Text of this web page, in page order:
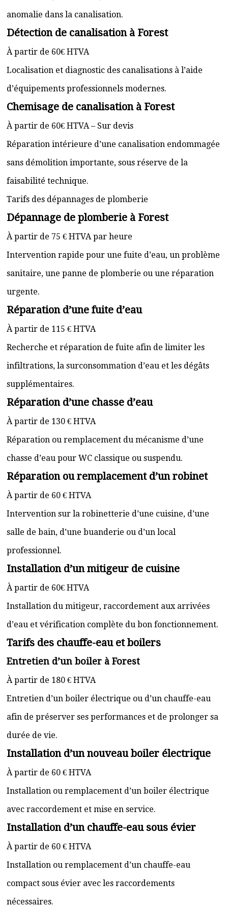
anomalie dans la canalisation.
Détection de canalisation à Forest
À partir de 60€ HTVA
Localisation et diagnostic des canalisations à l’aide
d’équipements professionnels modernes.
Chemisage de canalisation à Forest
À partir de 60€ HTVA – Sur devis
Réparation intérieure d’une canalisation endommagée
sans démolition importante, sous réserve de la
faisabilité technique.
Tarifs des dépannages de plomberie
Dépannage de plomberie à Forest
À partir de 75 € HTVA par heure
Intervention rapide pour une fuite d’eau, un problème
sanitaire, une panne de plomberie ou une réparation
urgente.
Réparation d’une fuite d’eau
À partir de 115 € HTVA
Recherche et réparation de fuite afin de limiter les
infiltrations, la surconsommation d’eau et les dégâts
supplémentaires.
Réparation d’une chasse d’eau
À partir de 130 € HTVA
Réparation ou remplacement du mécanisme d’une
chasse d’eau pour WC classique ou suspendu.
Réparation ou remplacement d’un robinet
À partir de 60 € HTVA
Intervention sur la robinetterie d’une cuisine, d’une
salle de bain, d’une buanderie ou d’un local
professionnel.
Installation d’un mitigeur de cuisine
À partir de 60€ HTVA
Installation du mitigeur, raccordement aux arrivées
d’eau et vérification complète du bon fonctionnement.
Tarifs des chauffe-eau et boilers
Entretien d’un boiler à Forest
À partir de 180 € HTVA
Entretien d’un boiler électrique ou d’un chauffe-eau
afin de préserver ses performances et de prolonger sa
durée de vie.
Installation d’un nouveau boiler électrique
À partir de 60 € HTVA
Installation ou remplacement d’un boiler électrique
avec raccordement et mise en service.
Installation d’un chauffe-eau sous évier
À partir de 60 € HTVA
Installation ou remplacement d’un chauffe-eau
compact sous évier avec les raccordements
nécessaires.